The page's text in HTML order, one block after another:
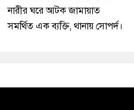
নারীর ঘরে আটক জামায়াত
সমর্থিত এক ব্যক্তি, থানায় সোপর্দ।